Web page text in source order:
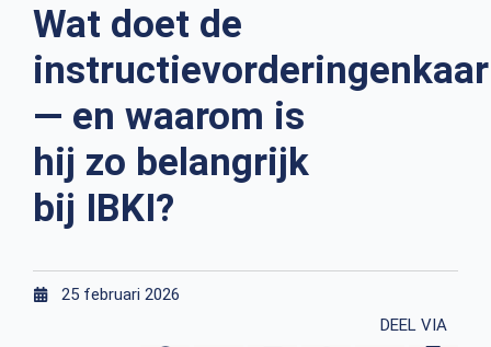
Wat doet de
— en waarom is
hij zo belangrijk
bij IBKI?
25 februari 2026
DEEL VIA